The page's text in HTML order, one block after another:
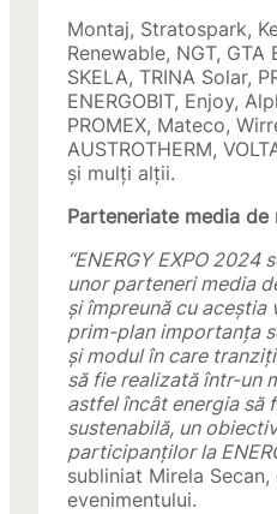
Montaj, Stratospark,
Renewable, NGT, GTA
SKELA, TRINA Solar,
ENERGOBIT, Enjoy,
PROMEX, Mateco,
AUSTROTHERM,
și mulți alții.
Parteneriate media de
“ENERGY EXPO 2024
unor parteneri media
și împreună cu aceștia
prim-plan importanța
și modul în care
să fie realizată într-un
astfel încât energia să
sustenabilă, un
participanților la
subliniat Mirela
evenimentului.